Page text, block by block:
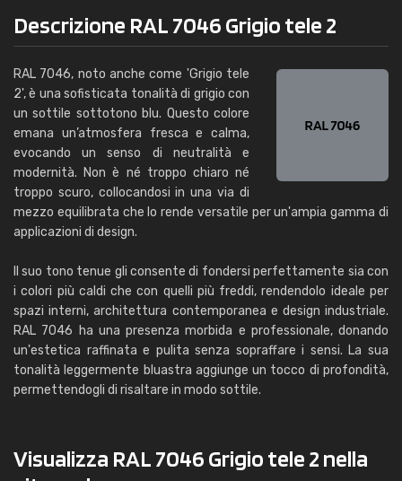
Descrizione RAL 7046 Grigio tele 2
RAL 7046, noto anche come 'Grigio tele
2', è una sofisticata tonalità di grigio con
un sottile sottotono blu. Questo colore
emana un’atmosfera fresca e calma,
evocando un senso di neutralità e
modernità. Non è né troppo chiaro né
troppo scuro, collocandosi in una via di
mezzo equilibrata che lo rende versatile per un'ampia gamma di
applicazioni di design.
Il suo tono tenue gli consente di fondersi perfettamente sia con
i colori più caldi che con quelli più freddi, rendendolo ideale per
spazi interni, architettura contemporanea e design industriale.
RAL 7046 ha una presenza morbida e professionale, donando
un'estetica raffinata e pulita senza sopraffare i sensi. La sua
tonalità leggermente bluastra aggiunge un tocco di profondità,
permettendogli di risaltare in modo sottile.
Visualizza RAL 7046 Grigio tele 2 nella